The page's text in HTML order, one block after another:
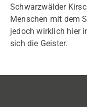
Schwarzwälder
Menschen mit dem
jedoch wirklich hier
sich die Geister.